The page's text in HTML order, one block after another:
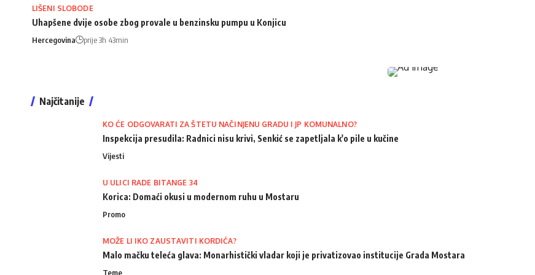
LIŠENI SLOBODE
Uhapšene dvije osobe zbog provale u benzinsku pumpu u Konjicu
Hercegovina prije 3h 43min
Najčitanije
KO ĆE ODGOVARATI ZA ŠTETU NAČINJENU GRADU I JP KOMUNALNO?
Inspekcija presudila: Radnici nisu krivi, Senkić se zapetljala k'o pile u kučine
Vijesti
U ULICI RADE BITANGE 34
Korica: Domaći okusi u modernom ruhu u Mostaru
Promo
MOŽE LI IKO ZAUSTAVITI KORDIĆA?
Malo mačku teleća glava: Monarhistički vladar koji je privatizovao institucije Grada Mostara
Teme